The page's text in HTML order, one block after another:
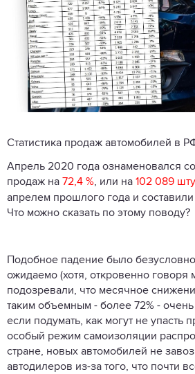
Статистика продаж автомобилей в
Апрель 2020 года ознаменовался
продаж на 72,4 %, или на 102 089
апрелем прошлого года и составили
Что можно сказать по этому поводу?
Подобное падение было
ожидаемо (хотя, откровенно говоря
подозревали, что месячное
таким объемным - более 72% -
если подумать, как могут не упасть
особый режим самоизоляции
стране, новых автомобилей не
автодилеров из-за того, что почти